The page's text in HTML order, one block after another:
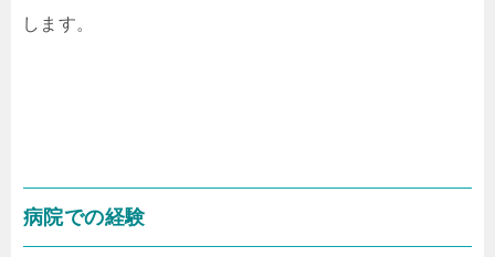
します。
病院での経験